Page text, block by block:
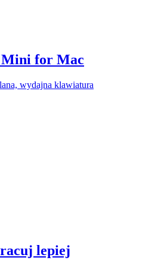
for Mac
wydajna klawiatura
lepiej